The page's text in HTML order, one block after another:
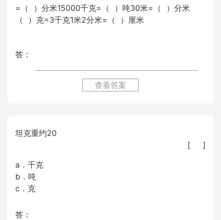
=（ ）分米15000千克=（ ）吨30米=（ ）分米
（ ）克=3千克1米2分米=（ ）厘米
答：
查看答案
坦克重约20
[ ]
a．千克
b．吨
c．克
答：